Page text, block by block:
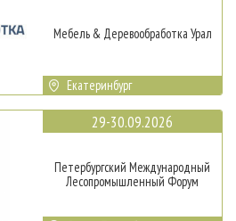
Мебель & Деревообработка Урал
Екатеринбург
29-30.09.2026
Петербургский Международный
Лесопромышленный Форум